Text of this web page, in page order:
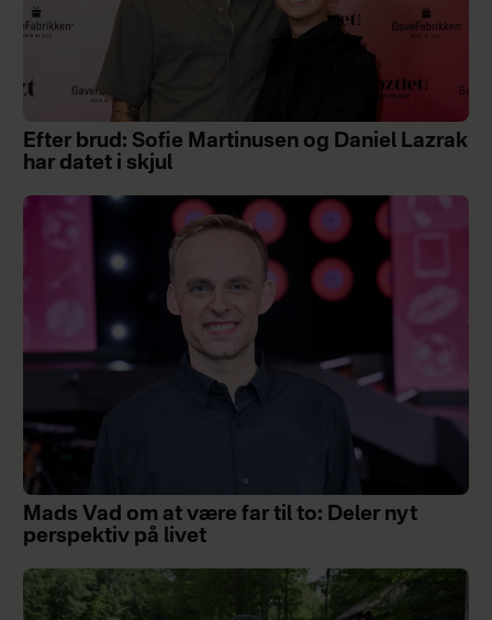
Efter brud: Sofie Martinusen og Daniel Lazrak
har datet i skjul
Mads Vad om at være far til to: Deler nyt
perspektiv på livet